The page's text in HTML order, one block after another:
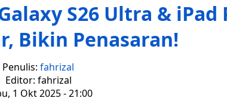
S26 Ultra & iPad
Bikin Penasaran!
Penulis: fahrizal
Editor: fahrizal
1 Okt 2025 - 21:00